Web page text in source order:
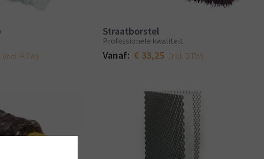
(incl. BTW)
Straatborstel
Professionele kwaliteit
Vanaf: € 33,25 (incl. BTW)